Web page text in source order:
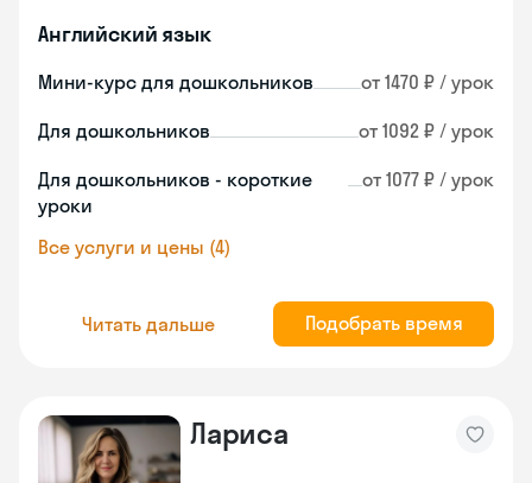
Английский язык
Мини-курс для дошкольников от 1470 ₽ / урок
Для дошкольников от 1092 ₽ / урок
Для дошкольников - короткие
уроки
от 1077 ₽ / урок
Все услуги и цены (4)
Читать дальше Подобрать время
Лариса